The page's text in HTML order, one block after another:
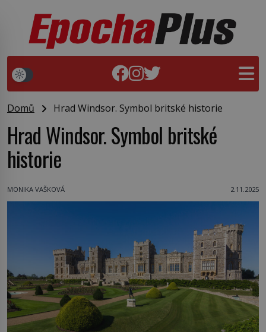
Domů Hrad Windsor. Symbol britské historie
Hrad Windsor. Symbol britské
historie
MONIKA VAŠKOVÁ 2.11.2025